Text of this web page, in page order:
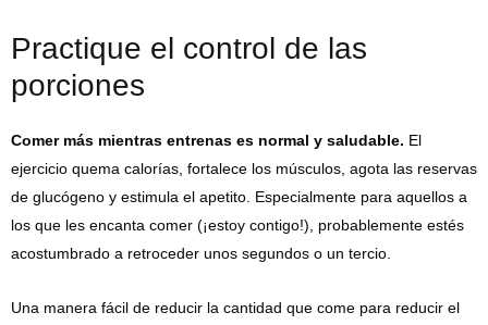
Practique el control de las
porciones
Comer más mientras entrenas es normal y saludable. El
ejercicio quema calorías, fortalece los músculos, agota las reservas
de glucógeno y estimula el apetito. Especialmente para aquellos a
los que les encanta comer (¡estoy contigo!), probablemente estés
acostumbrado a retroceder unos segundos o un tercio.
Una manera fácil de reducir la cantidad que come para reducir el